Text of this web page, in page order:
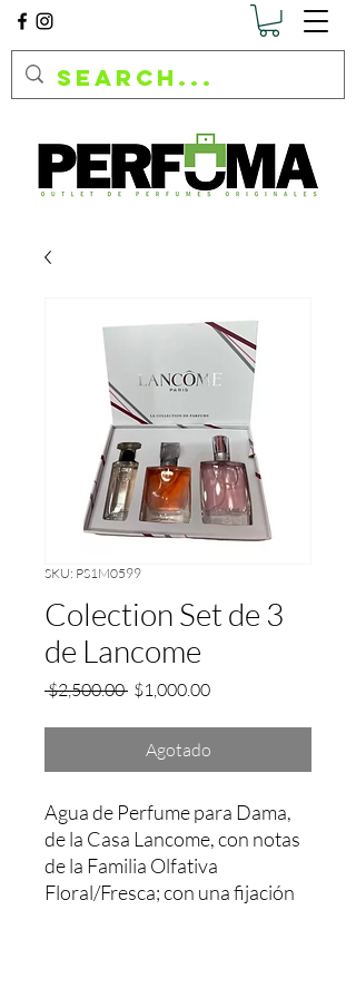
SKU: PS1M0599
Colection Set de 3
de Lancome
$2,500.00 Precio
$1,000.00Precio
oferta
Agotado
Agua de Perfume para Dama,
de la Casa Lancome, con notas
de la Familia Olfativa
Floral/Fresca; con una fijación